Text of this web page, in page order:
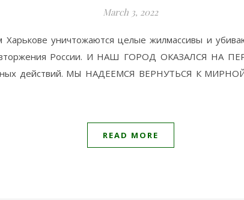
March 3, 2022
уничтожаются целые жилмассивы и
вторжения России. И НАШ ГОРОД ОКАЗАЛСЯ НА
действий. МЫ НАДЕЕМСЯ ВЕРНУТЬСЯ К
READ MORE